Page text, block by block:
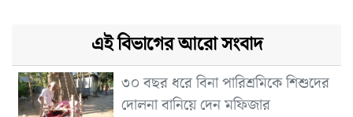
এই বিভাগের আরো সংবাদ
৩০ বছর ধরে বিনা পারিশ্রমিকে শিশুদের
দোলনা বানিয়ে দেন মফিজার